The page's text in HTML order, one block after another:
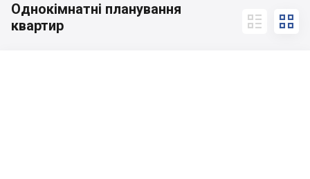
Однокімнатні планування
квартир
 